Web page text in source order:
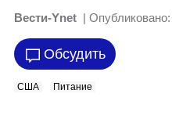
Вести-Ynet | Опубликовано:
Обсудить
США Питание